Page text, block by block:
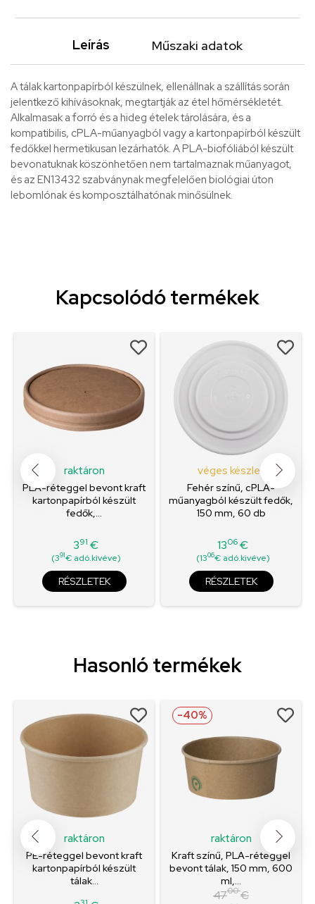
Leírás Műszaki adatok
A tálak kartonpapírból készülnek, ellenállnak a szállítás során
jelentkező kihívásoknak, megtartják az étel hőmérsékletét.
Alkalmasak a forró és a hideg ételek tárolására, és a
kompatibilis, cPLA-műanyagból vagy a kartonpapírból készült
fedőkkel hermetikusan lezárhatók. A PLA-biofóliából készült
bevonatuknak köszönhetően nem tartalmaznak műanyagot,
és az EN13432 szabványnak megfelelően biológiai úton
lebomlónak és komposztálhatónak minősülnek.
Kapcsolódó termékek
raktáron
PLA-réteggel bevont kraft
kartonpapírból készült
fedők,...
Ár
391 €
(391€ adó.kivéve)
RÉSZLETEK
véges készlet
Fehér színű, cPLA-
műanyagból készült fedők,
150 mm, 60 db
Ár
1306€
(1306€ adó.kivéve)
RÉSZLETEK
Hasonló termékek
raktáron
PE-réteggel bevont kraft
kartonpapírból készült
tálak...
raktáron
Kraft színű, PLA-réteggel
bevont tálak, 150 mm, 600
ml,...
4700€
-40%